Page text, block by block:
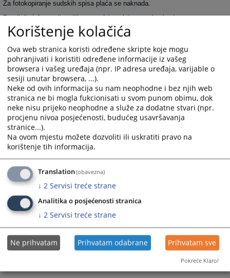
Za fotokopiranje sudskih spisa plaća se naknada.
Detaljnije informacije prilikom predaje zahtjeva za kopiranje.
Razgledanje spisa može trajati samo ono vrijeme koje je potrebno za
pregled spisa i ne može se prepisivati spis, a ukoliko postoji potreba
može se tražiti prepis ili fotokopija dokumenata.
1522
Korištenje kolačića
Ova web stranica koristi određene skripte koje mogu
pohranjivati i koristiti određene informacije iz vašeg
browsera i vašeg uređaja (npr. IP adresa uređaja, varijable o
sesiji unutar browsera, ...).
Neke od ovih informacija su nam neophodne i bez njih web
stranica ne bi mogla fukcionisati u svom punom obimu, dok
neke nisu prijeko neophodne a služe za dodatne stvari (npr.
procjenu nivoa posjećenosti, budućeg usavršavanja
stranice...).
Na ovom mjestu možete dozvoliti ili uskratiti pravo na
korištenje tih informacija.
Translation(obavezna)
↓ 2 Servisi treće strane
Analitika o posjećenosti stranica
↓ 2 Servisi treće strane
Ne prihvatam Prihvatam odabrane Prihvatam sve
Pokreće Klaro!